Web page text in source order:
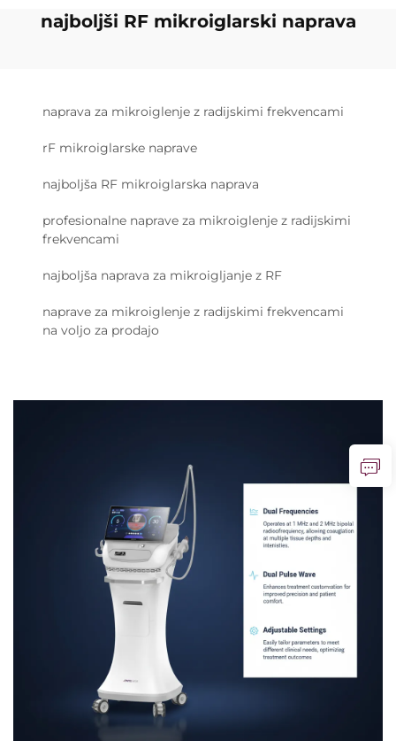
najboljši RF mikroiglarski naprava
naprava za mikroiglenje z radijskimi frekvencami
rF mikroiglarske naprave
najboljša RF mikroiglarska naprava
profesionalne naprave za mikroiglenje z radijskimi
frekvencami
najboljša naprava za mikroigljanje z RF
naprave za mikroiglenje z radijskimi frekvencami
na voljo za prodajo